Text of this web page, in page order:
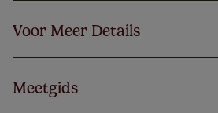
Voor Meer Details
Meetgids